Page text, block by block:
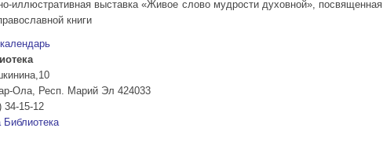
иллюстративная выставка «Живое слово мудрости духовной», посвященная
книги
Ола
Респ. Марий Эл 424033
34-15-12
Библиотека